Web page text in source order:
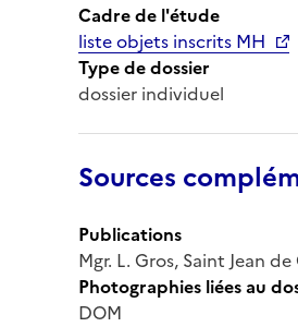
Cadre de l'étude
liste objets inscrits MH
Type de dossier
dossier individuel
Sources
Publications
Mgr. L. Gros, Saint Jean
Photographies liées au
DOM